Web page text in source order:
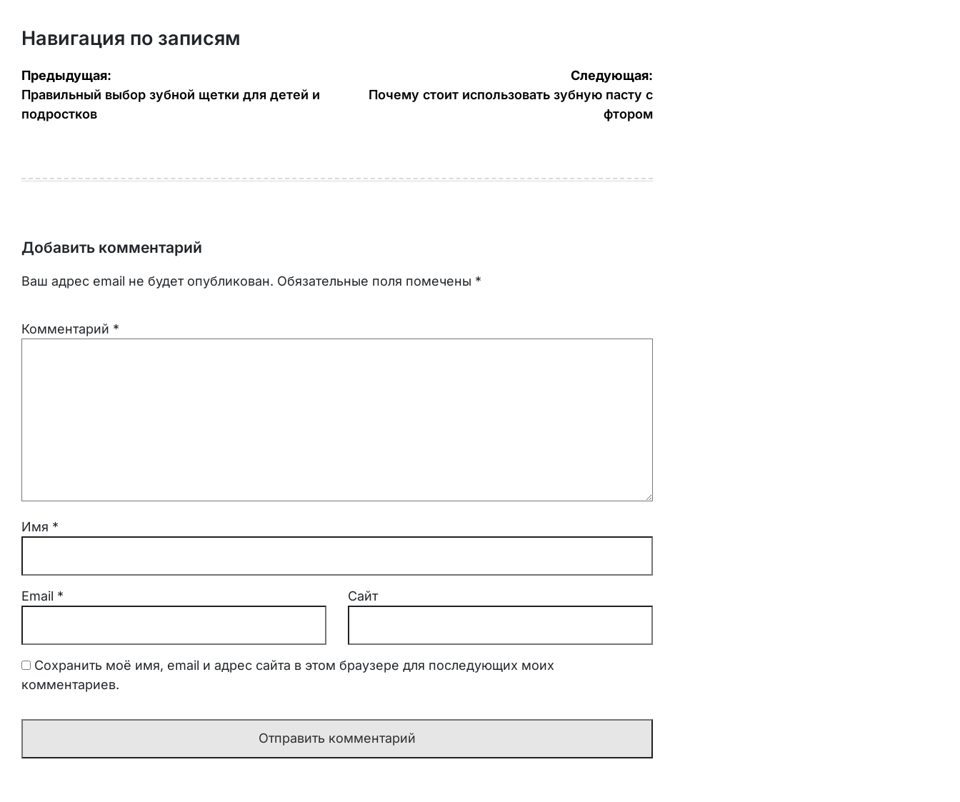
Навигация по записям
Предыдущая:
Правильный выбор зубной щетки для детей и
подростков
Следующая:
Почему стоит использовать зубную пасту с
фтором
Добавить комментарий
Ваш адрес email не будет опубликован. Обязательные поля помечены *
Комментарий *
Имя *
Email * Сайт
Сохранить моё имя, email и адрес сайта в этом браузере для последующих моих
комментариев.